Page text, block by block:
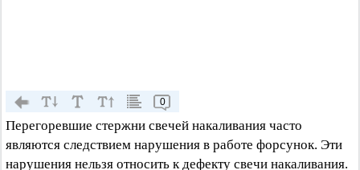
0
Перегоревшие стержни свечей накаливания часто
являются следствием нарушения в работе форсунок. Эти
нарушения нельзя относить к дефекту свечи накаливания.